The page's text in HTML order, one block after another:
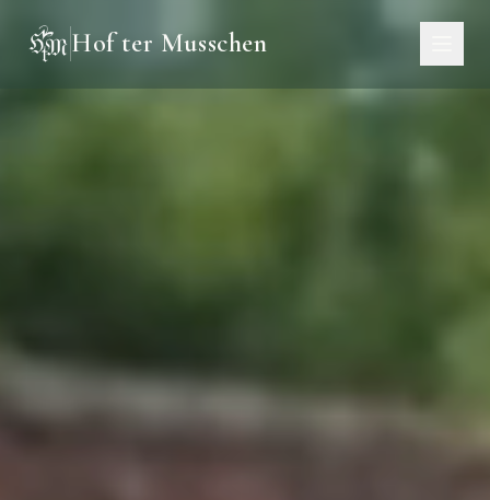
Hof ter Musschen